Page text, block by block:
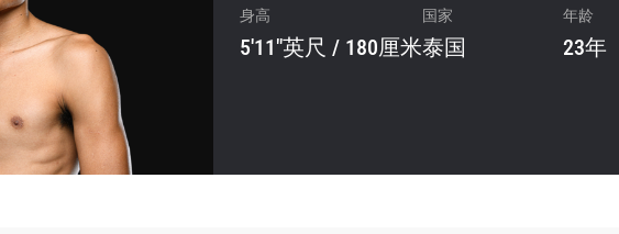
ONE 巅峰系列赛 46
身高
5'11"英尺 / 180厘米
国家
泰国
年龄
23年